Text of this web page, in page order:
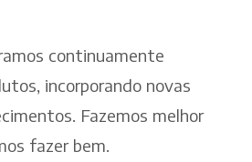
continuamente
incorporando novas
Fazemos melhor
fazer bem.